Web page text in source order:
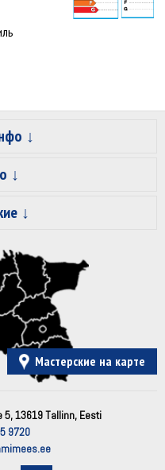
Мастерские на карте
5, 13619 Tallinn, Eesti
9720